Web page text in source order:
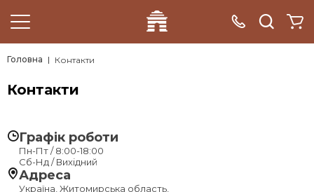
Головна Контакти
Контакти
Графік роботи
Пн-Пт / 8:00-18:00
Сб-Нд / Вихідний
Адреса
Україна, Житомирська область,